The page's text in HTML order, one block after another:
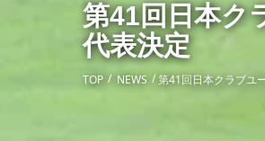
第41回日本ク
代表決定
TOP NEWS 第41回日本クラブユ